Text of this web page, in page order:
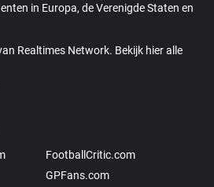
in Europa, de Verenigde Staten en
Realtimes Network. Bekijk hier alle
FootballCritic.com
GPFans.com